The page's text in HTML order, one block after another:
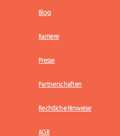
Blog
Karriere
Presse
Partnerschaften
Rechtliche Hinweise
AGB